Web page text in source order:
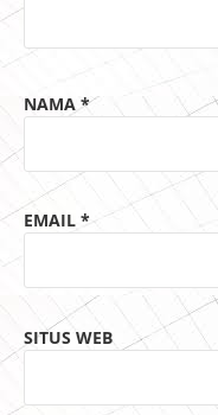
NAMA *
EMAIL *
SITUS WEB